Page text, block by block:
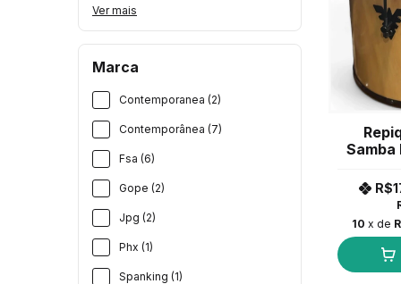
Ver mais
Marca
Contemporanea (2)
Contemporânea (7)
Fsa (6)
Gope (2)
Jpg (2)
Phx (1)
Spanking (1)
Samba
10 x de